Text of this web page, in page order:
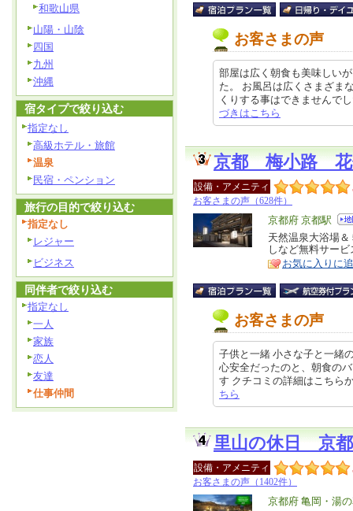
お客さまの声
部屋は広く朝食も美味しい
た。 お風呂は広くさまざま
くりする事はできませんで
づきはこちら
京都 梅小路 花
設備・アメニティ
お客さまの声（628件）
エ
リ
ア
京都府 京都駅
特
徴
天然温泉大浴場
しなど無料サー
お気に入りに
お客さまの声
子供と一緒 小さな子と一緒
心安全だったのと、朝食の
す クチコミの詳細はこち
ちら
里山の休日 京
設備・アメニティ
お客さまの声（1402件）
エ
京都府 亀岡・湯
和歌山県
山陽・山陰
四国
九州
沖縄
宿タイプで絞り込む
指定なし
高級ホテル・旅館
温泉
民宿・ペンション
旅行の目的で絞り込む
指定なし
レジャー
ビジネス
同伴者で絞り込む
指定なし
一人
家族
恋人
友達
仕事仲間